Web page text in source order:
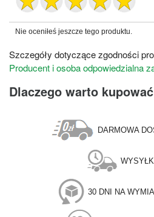
Nie oceniłeś jeszcze tego produktu.
Szczegóły dotyczące zgodności
Producent i osoba odpowiedzialna
Dlaczego warto
DARMOWA
30 DNI NA